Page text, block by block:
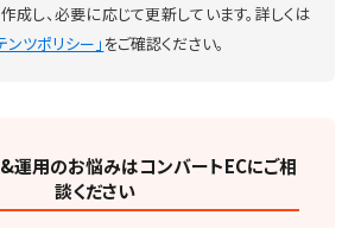
成し、必要に応じて更新しています。詳しくは
ンツポリシー」 をご確認ください。
用のお悩みはコンバートECにご相
談ください